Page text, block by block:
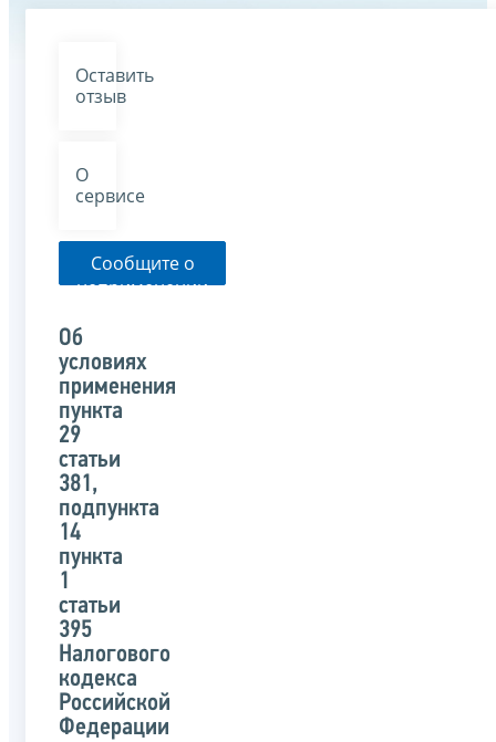
Оставить
отзыв
О
сервисе
Сообщите о
неприменении
указанного
письма
Об
условиях
применения
пункта
29
статьи
381,
подпункта
14
пункта
1
статьи
395
Налогового
кодекса
Российской
Федерации